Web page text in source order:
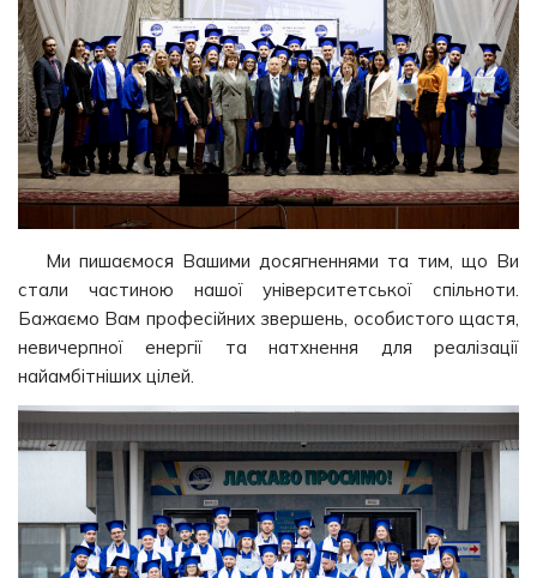
Ми пишаємося Вашими досягненнями та тим, що Ви
стали частиною нашої університетської спільноти.
Бажаємо Вам професійних звершень, особистого щастя,
невичерпної енергії та натхнення для реалізації
найамбітніших цілей.